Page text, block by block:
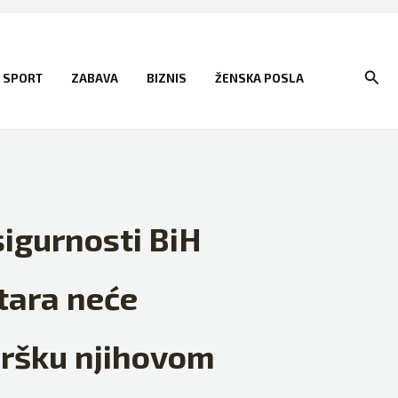
SPORT ZABAVA BIZNIS ŽENSKA POSLA
BiH
neće
njihovom